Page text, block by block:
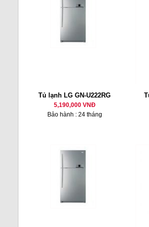
Tủ lạnh LG GN-U222RG
5,190,000 VNĐ
Bảo hành : 24 tháng